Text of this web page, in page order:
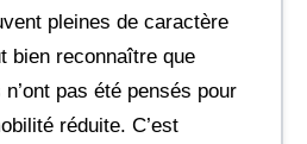
pleines de caractère
bien reconnaître que
pas été pensés pour
réduite. C’est